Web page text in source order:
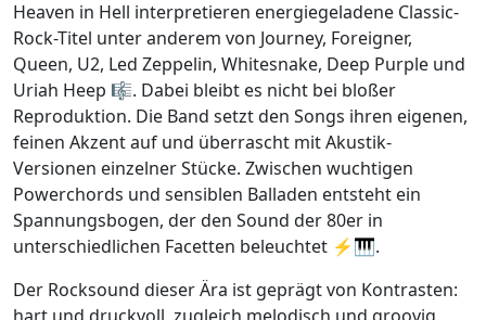
Heaven in Hell interpretieren energiegeladene Classic-
Rock-Titel unter anderem von Journey, Foreigner,
Queen, U2, Led Zeppelin, Whitesnake, Deep Purple und
Uriah Heep 🎼. Dabei bleibt es nicht bei bloßer
Reproduktion. Die Band setzt den Songs ihren eigenen,
feinen Akzent auf und überrascht mit Akustik-
Versionen einzelner Stücke. Zwischen wuchtigen
Powerchords und sensiblen Balladen entsteht ein
Spannungsbogen, der den Sound der 80er in
unterschiedlichen Facetten beleuchtet ⚡🎹.
Der Rocksound dieser Ära ist geprägt von Kontrasten: